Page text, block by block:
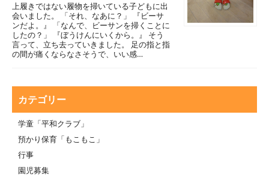
上履きではない履物を掃いている子どもに出
会いました。 「それ、なあに？」 『ビーサ
ンだよ。』 「なんで、ビーサンを掃くことに
したの？」 『ぼうけんにいくから。』 そう
言って、立ち去っていきました。 足の指と指
の間が痛くならなさそうで、いい感…
カテゴリー
学童「平和クラブ」
預かり保育「もこもこ」
行事
園児募集